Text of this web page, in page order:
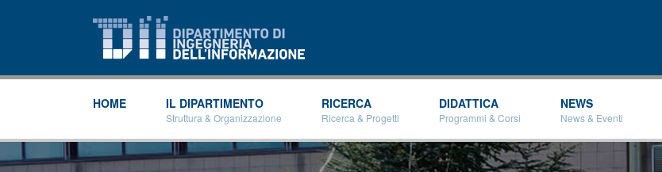
HOME IL DIPARTIMENTO
Struttura & Organizzazione
RICERCA
Ricerca & Progetti
DIDATTICA
Programmi & Corsi
NEWS
News & Eventi